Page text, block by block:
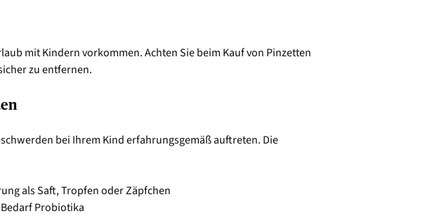
mit Kindern vorkommen. Achten Sie beim Kauf von Pinzetten
zu entfernen.
bei Ihrem Kind erfahrungsgemäß auftreten. Die
als Saft, Tropfen oder Zäpfchen
Probiotika